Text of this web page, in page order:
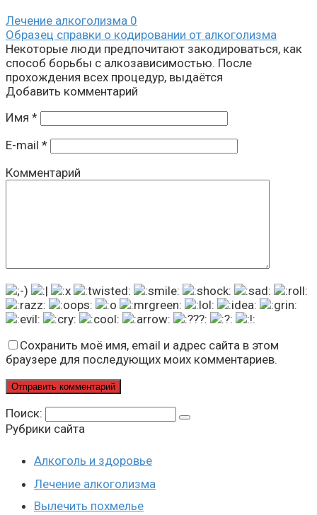
Лечение алкоголизма 0
Образец справки о кодировании от алкоголизма
Некоторые люди предпочитают закодироваться, как
способ борьбы с алкозависимостью. После
прохождения всех процедур, выдаётся
Добавить комментарий
Имя *
E-mail *
Комментарий
Сохранить моё имя, email и адрес сайта в этом
браузере для последующих моих комментариев.
Поиск:
Рубрики сайта
Алкоголь и здоровье
Лечение алкоголизма
Вылечить похмелье